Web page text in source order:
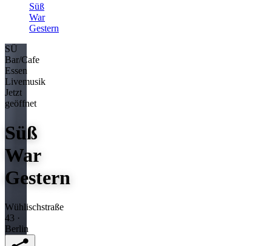
Süß
War
Gestern
SÜ
Bar/Cafe
Essen
Livemusik
Jetzt
geöffnet
Süß
War
Gestern
Wühlischstraße
43 ·
Berlin